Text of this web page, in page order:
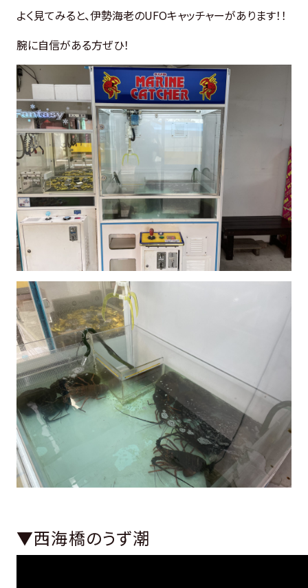
よく見てみると、伊勢海老のUFOキャッチャーがあります！！
腕に自信がある方ぜひ！
▼西海橋のうず潮